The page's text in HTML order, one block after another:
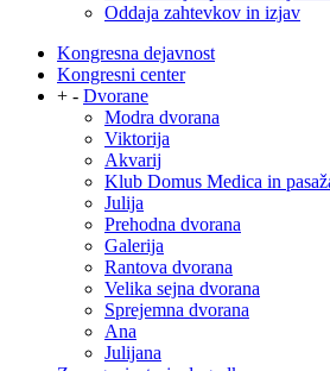
Oddaja zahtevkov in izjav
Kongresna dejavnost
Kongresni center
+ - Dvorane
Modra dvorana
Viktorija
Akvarij
Klub Domus Medica in
Julija
Prehodna dvorana
Galerija
Rantova dvorana
Velika sejna dvorana
Sprejemna dvorana
Ana
Julijana